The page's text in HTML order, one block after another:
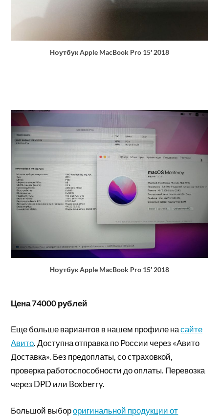
Ноутбук Apple MacBook Pro 15′ 2018
Ноутбук Apple MacBook Pro 15′ 2018
Цена 74000 рублей
Еще больше вариантов в нашем профиле насайте
Авито. Доступна отправка по России через «Авито
Доставка». Без предоплаты, со страховкой,
проверка работоспособности до оплаты. Перевозка
через DPD или Boxberry.
Большой выбороригинальной продукции от